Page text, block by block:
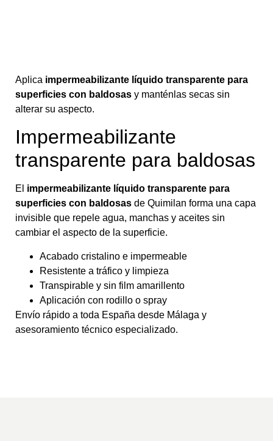
Aplica impermeabilizante líquido transparente para
superficies con baldosas y manténlas secas sin
alterar su aspecto.
Impermeabilizante
transparente para baldosas
El impermeabilizante líquido transparente para
superficies con baldosas de Quimilan forma una capa
invisible que repele agua, manchas y aceites sin
cambiar el aspecto de la superficie.
Acabado cristalino e impermeable
Resistente a tráfico y limpieza
Transpirable y sin film amarillento
Aplicación con rodillo o spray
Envío rápido a toda España desde Málaga y
asesoramiento técnico especializado.